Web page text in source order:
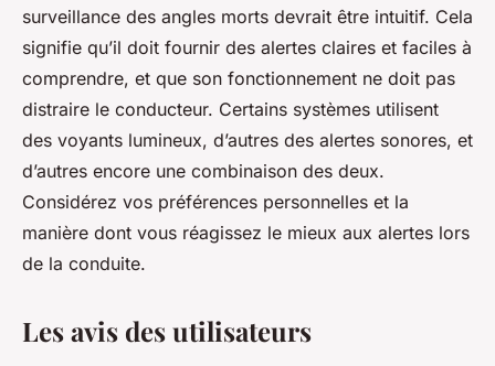
surveillance des angles morts devrait être intuitif. Cela
signifie qu’il doit fournir des alertes claires et faciles à
comprendre, et que son fonctionnement ne doit pas
distraire le conducteur. Certains systèmes utilisent
des voyants lumineux, d’autres des alertes sonores, et
d’autres encore une combinaison des deux.
Considérez vos préférences personnelles et la
manière dont vous réagissez le mieux aux alertes lors
de la conduite.
Les avis des utilisateurs